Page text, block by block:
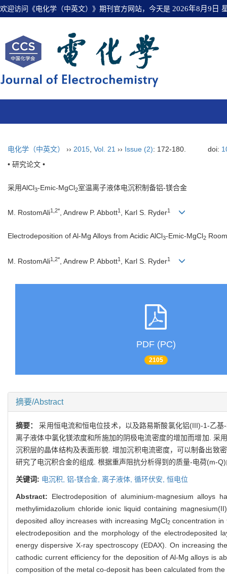
欢迎访问《电化学（中英文）》期刊官方网站，今天是 2026年8月9日
电化学（中英文） ›› 2015 Vol. 21 ›› Issue (2): 172-180. doi:
• 研究论文 •
采用AlCl3-Emic-MgCl2室温离子液体电沉积制备铝-镁合金
M. RostomAli1,2*, Andrew P. Abbott1 , Karl S. Ryder1
Electrodeposition of Al-Mg Alloys from Acidic AlCl3-Emic-MgCl2
M. RostomAli1,2* , Andrew P. Abbott1 , Karl S. Ryder1
PDF (PC)
2105
摘要/Abstract
摘要：采用恒电流和恒电位技术，以及路易斯酸氯化铝(III)-1-乙
离子液体中氯化镁浓度和所施加的阴极电流密度的增加而增加. 采
沉积层的晶体结构及表面形貌. 增加沉积电流密度，可以制备出致
研究了电沉积合金的组成. 根据重声阻抗分析得到的质量-电荷(m-
关键词: 电沉积, 铝-镁合金, 离子液体, 循环伏安, 恒电位
Abstract: Electrodeposition of aluminium-magnesium alloys
methylimidazolium chloride ionic liquid containing
deposited alloy increases with increasing MgCl2concentration in
electrodeposition and the morphology of the electrodeposited
energy dispersive X-ray spectroscopy (EDAX). On increasing
cathodic current efficiency for the deposition of Al-Mg alloys is
composition of the metal co-deposit has been calculated from